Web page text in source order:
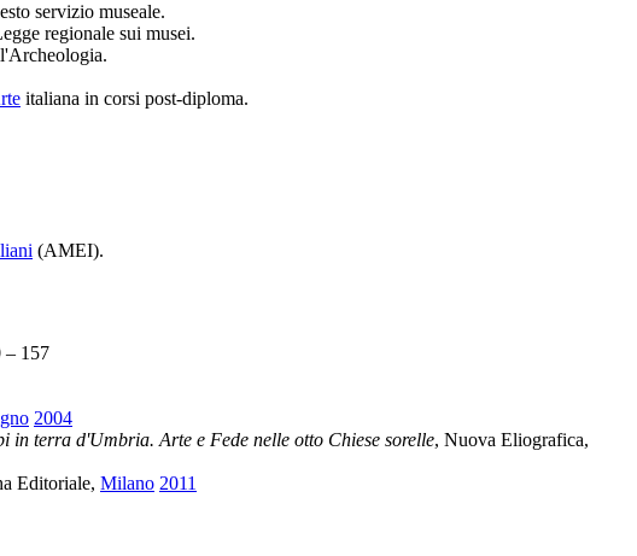
servizio museale.
regionale sui musei.
italiana in corsi post-diploma.
(AMEI).
– 157
2004
in terra d'Umbria. Arte e Fede nelle otto Chiese sorelle, Nuova Eliografica,
Editoriale, Milano 2011